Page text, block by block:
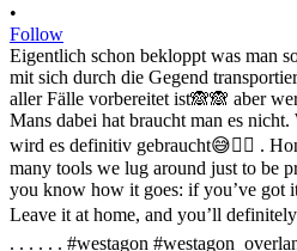
•
Follow
Eigentlich schon bekloppt was man
mit sich durch die Gegend
aller Fälle vorbereitet ist🙈🙈 aber
Mans dabei hat braucht man es nicht.
wird es definitiv gebraucht😅✌🏻 .
many tools we lug around just to be
you know how it goes: if you’ve got
Leave it at home, and you’ll
. . . . . . #westagon